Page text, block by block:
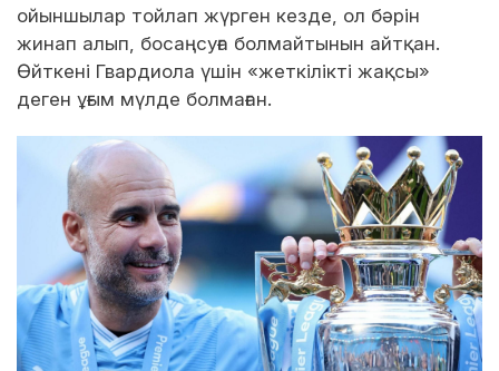
ойыншылар тойлап жүрген кезде, ол бәрін
жинап алып, босаңсуға болмайтынын айтқан.
Өйткені Гвардиола үшін «жеткілікті жақсы»
деген ұғым мүлде болмаған.